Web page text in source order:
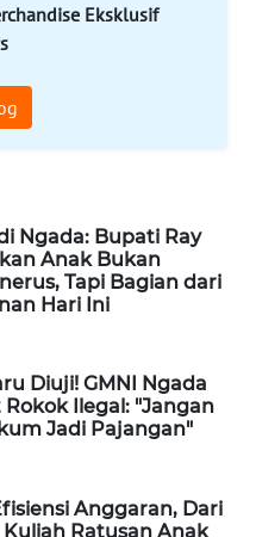
Eksklusif
Ngada: Bupati Ray
Anak Bukan
Tapi Bagian dari
Hari Ini
Diuji! GMNI Ngada
Rokok Ilegal: "Jangan
Jadi Pajangan"
Anggaran, Dari
Ratusan Anak